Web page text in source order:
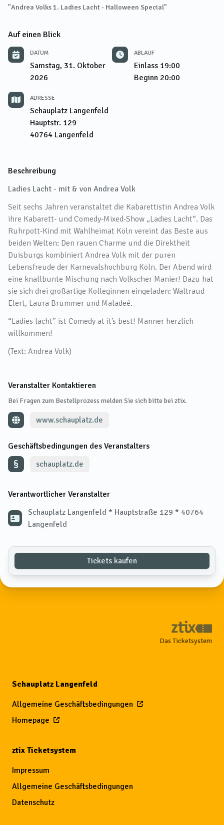
"Andrea Volks 1. Ladies Lacht - Halloween Special"
Auf einen Blick
DATUM
Samstag, 31. Oktober
2026
ABLAUF
Einlass 19:00
Beginn 20:00
ADRESSE
Schauplatz Langenfeld
Hauptstr. 129
40764 Langenfeld
Beschreibung
Ladies Lacht - mit & von Andrea Volk
Seit sechs Jahren veranstaltet die Kabarettistin Andrea Volk
ihre Kabarett- und Comedy-Mixed-Show „Ladies Lacht“. Das
Ruhrpott-Kind mit Wahlheimat Köln vereint das Beste aus
beiden Welten: Den rauen Charme und die Direktheit
Duisburgs kombiniert Andrea Volk mit der puren
Lebensfreude der Karnevalshochburg Köln. Der Abend wird
eine knallbunte Mischung nach Volkscher Manier! Dazu hat
sie sich drei großartige Kolleginnen eingeladen: Waltraud
Elert, Laura Brümmer und Maladeé.
“Ladies lacht” ist Comedy at it’s best! Männer herzlich
willkommen!
(Text: Andrea Volk)
Veranstalter Kontaktieren
Bei Fragen zum Bestellprozess melden Sie sich bitte bei ztix.
www.schauplatz.de
Geschäftsbedingungen des Veranstalters
schauplatz.de
Verantwortlicher Veranstalter
Schauplatz Langenfeld * Hauptstraße 129 * 40764
Langenfeld
Tickets kaufen
Das Ticketsystem
Schauplatz Langenfeld
Allgemeine Geschäftsbedingungen
Homepage
ztix Ticketsystem
Impressum
Allgemeine Geschäftsbedingungen
Datenschutz